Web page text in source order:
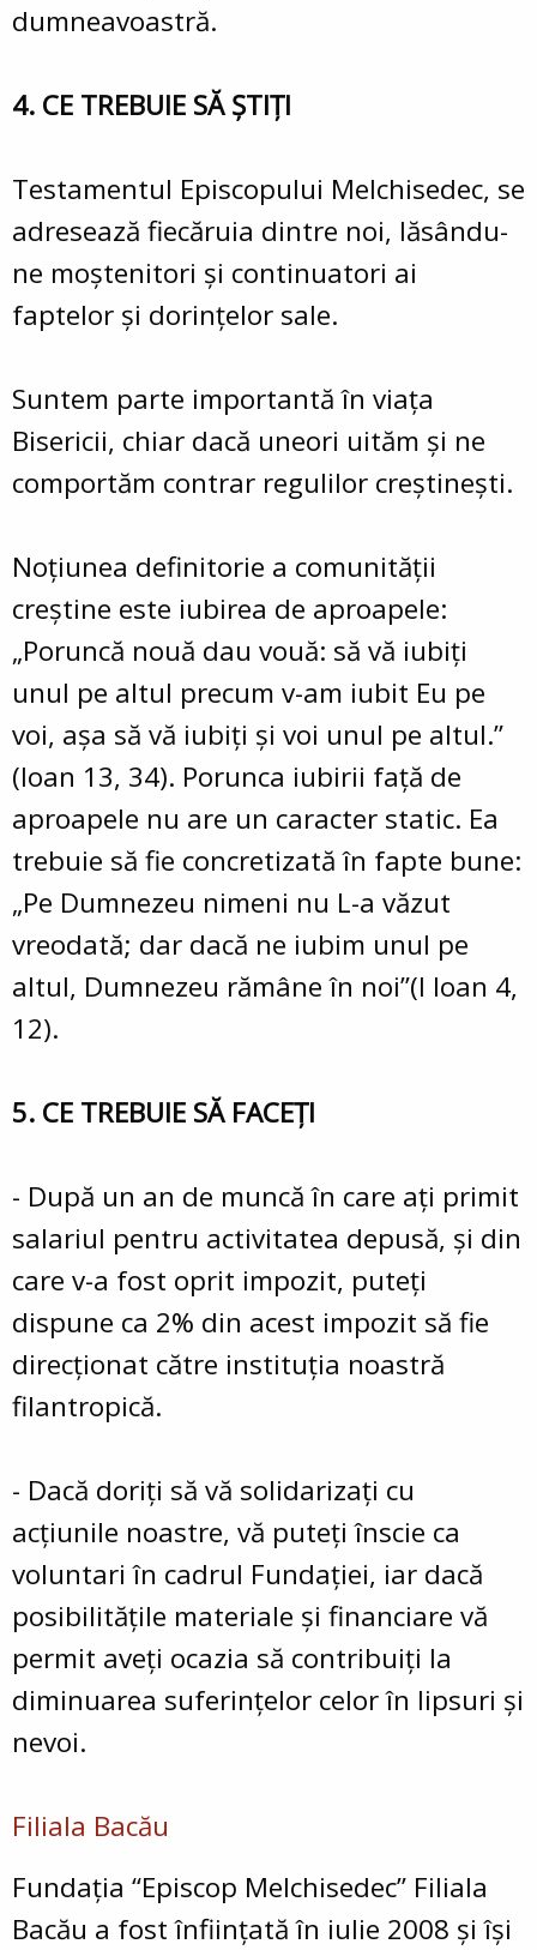
dumneavoastră.
4. CE TREBUIE SĂ ŞTIŢI
Testamentul Episcopului Melchisedec, se
adresează fiecăruia dintre noi, lăsându-
ne moştenitori şi continuatori ai
faptelor şi dorinţelor sale.
Suntem parte importantă în viaţa
Bisericii, chiar dacă uneori uităm şi ne
comportăm contrar regulilor creştineşti.
Noţiunea definitorie a comunităţii
creştine este iubirea de aproapele:
„Poruncă nouă dau vouă: să vă iubiţi
unul pe altul precum v-am iubit Eu pe
voi, aşa să vă iubiţi şi voi unul pe altul.”
(Ioan 13, 34). Porunca iubirii faţă de
aproapele nu are un caracter static. Ea
trebuie să fie concretizată în fapte bune:
„Pe Dumnezeu nimeni nu L-a văzut
vreodată; dar dacă ne iubim unul pe
altul, Dumnezeu rămâne în noi”(I Ioan 4,
12).
5. CE TREBUIE SĂ FACEŢI
- După un an de muncă în care aţi primit
salariul pentru activitatea depusă, şi din
care v-a fost oprit impozit, puteţi
dispune ca 2% din acest impozit să fie
direcţionat către instituţia noastră
filantropică.
- Dacă doriți să vă solidarizați cu
acțiunile noastre, vă puteți înscie ca
voluntari în cadrul Fundației, iar dacă
posibilitățile materiale și financiare vă
permit aveți ocazia să contribuiți la
diminuarea suferințelor celor în lipsuri și
nevoi.
Filiala Bacău
Fundaţia “Episcop Melchisedec” Filiala
Bacău a fost înfiinţată în iulie 2008 şi îşi